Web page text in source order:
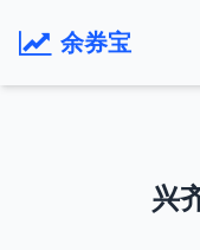
余券宝
兴